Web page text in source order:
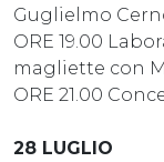
Guglielmo
ORE 19.00
magliette con
ORE 21.00
28 LUGLIO